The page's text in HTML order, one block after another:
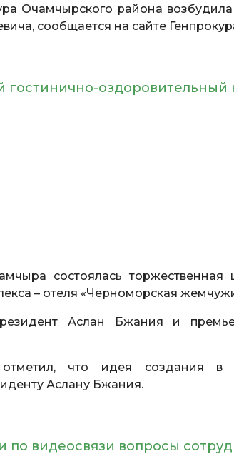
Очамчырского района возбудила
сообщается на сайте
гостинично-оздоровительный
состоялась торжественная
– отеля «Черноморская
Аслан Бжания и
что идея создания в
Аслану Бжания.
видеосвязи вопросы